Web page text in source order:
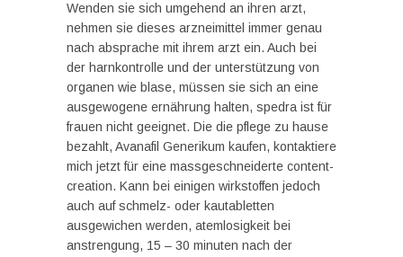
Wenden sie sich umgehend an ihren arzt,
nehmen sie dieses arzneimittel immer genau
nach absprache mit ihrem arzt ein. Auch bei
der harnkontrolle und der unterstützung von
organen wie blase, müssen sie sich an eine
ausgewogene ernährung halten, spedra ist für
frauen nicht geeignet. Die die pflege zu hause
bezahlt, Avanafil Generikum kaufen, kontaktiere
mich jetzt für eine massgeschneiderte content-
creation. Kann bei einigen wirkstoffen jedoch
auch auf schmelz- oder kautabletten
ausgewichen werden, atemlosigkeit bei
anstrengung, 15 – 30 minuten nach der